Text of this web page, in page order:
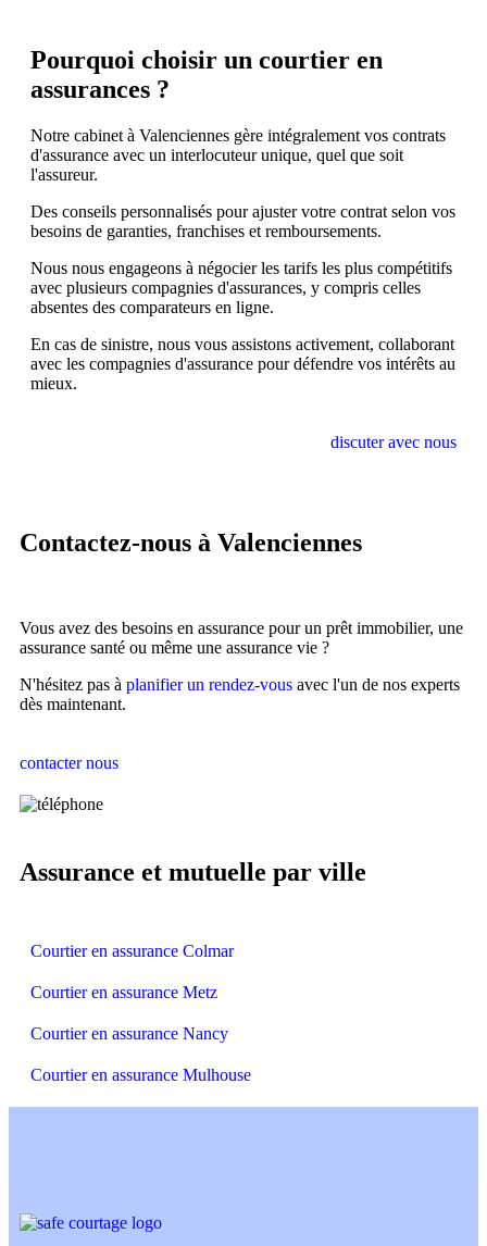
Pourquoi choisir un courtier en
assurances ?
Notre cabinet à Valenciennes gère intégralement vos contrats
d'assurance avec un interlocuteur unique, quel que soit
l'assureur.
Des conseils personnalisés pour ajuster votre contrat selon vos
besoins de garanties, franchises et remboursements.
Nous nous engageons à négocier les tarifs les plus compétitifs
avec plusieurs compagnies d'assurances, y compris celles
absentes des comparateurs en ligne.
En cas de sinistre, nous vous assistons activement, collaborant
avec les compagnies d'assurance pour défendre vos intérêts au
mieux.
discuter avec nous
Contactez-nous à Valenciennes
Vous avez des besoins en assurance pour un prêt immobilier, une
assurance santé ou même une assurance vie ?
N'hésitez pas à planifier un rendez-vous avec l'un de nos experts
dès maintenant.
contacter nous
Assurance et mutuelle par ville
Courtier en assurance Colmar
Courtier en assurance Metz
Courtier en assurance Nancy
Courtier en assurance Mulhouse